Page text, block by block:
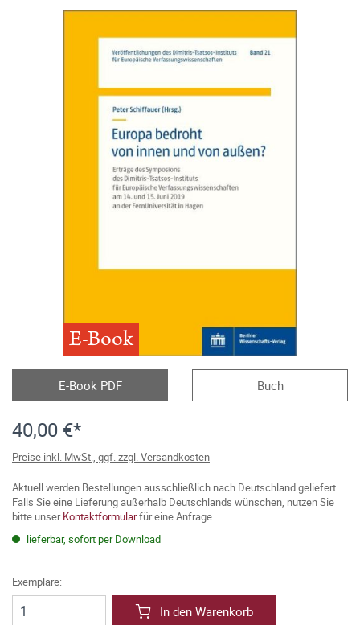
E-Book
E-Book PDF Buch
40,00 €*
Preise inkl. MwSt., ggf. zzgl. Versandkosten
Aktuell werden Bestellungen ausschließlich nach Deutschland geliefert.
Falls Sie eine Lieferung außerhalb Deutschlands wünschen, nutzen Sie
bitte unserKontaktformularfür eine Anfrage.
lieferbar, sofort per Download
Exemplare:
In den Warenkorb